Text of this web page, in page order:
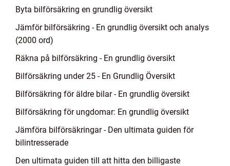
Byta bilförsäkring en grundlig översikt
Jämför bilförsäkring - En grundlig översikt och analys
(2000 ord)
Räkna på bilförsäkring - En grundlig översikt
Bilförsäkring under 25 - En Grundlig Översikt
Bilförsäkring för äldre bilar - En grundlig översikt
Bilförsäkring för ungdomar: En grundlig översikt
Jämföra bilförsäkringar - Den ultimata guiden för
bilintresserade
Den ultimata guiden till att hitta den billigaste